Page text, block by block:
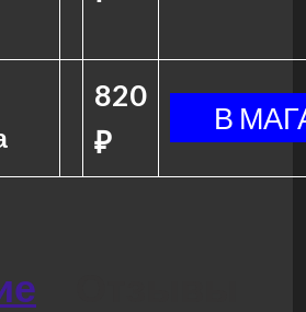
820
₽